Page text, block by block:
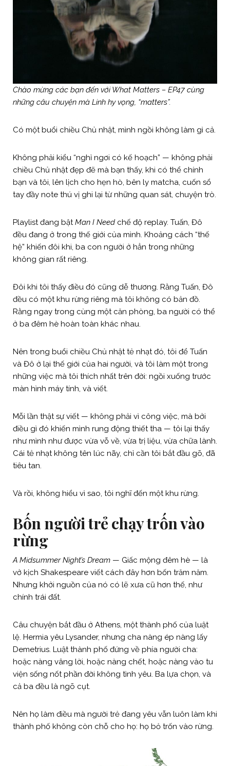
Chào mừng các bạn đến với What Matters – EP47 cùng
những câu chuyện mà Linh hy vọng, “matters”.
Có một buổi chiều Chủ nhật, mình ngồi không làm gì cả.
Không phải kiểu “nghỉ ngơi có kế hoạch” — không phải
chiều Chủ nhật đẹp đẽ mà bạn thấy, khi có thể chính
bạn và tôi, lên lịch cho hẹn hò, bên ly matcha, cuốn sổ
tay đầy note thú vị ghi lại từ những quan sát, chuyện trò.
Playlist đang bậtMan I Need chế độ replay. Tuấn, Đô
đều đang ở trong thế giới của mình. Khoảng cách “thế
hệ” khiến đôi khi, ba con người ở hẳn trong những
không gian rất riêng.
Đôi khi tôi thấy điều đó cũng dễ thương. Rằng Tuấn, Đô
đều có một khu rừng riêng mà tôi không có bản đồ.
Rằng ngay trong cùng một căn phòng, ba người có thể
ở ba đêm hè hoàn toàn khác nhau.
Nên trong buổi chiều Chủ nhật tẻ nhạt đó, tôi để Tuấn
và Đô ở lại thế giới của hai người, và tôi làm một trong
những việc mà tôi thích nhất trên đời: ngồi xuống trước
màn hình máy tính, và viết.
Mỗi lần thật sự viết — không phải vì công việc, mà bởi
điều gì đó khiến mình rung động thiết tha — tôi lại thấy
như mình như được vừa vỗ về, vừa trị liệu, vừa chữa lành.
Cái tẻ nhạt không tên lúc nãy, chỉ cần tôi bắt đầu gõ, đã
tiêu tan.
Và rồi, không hiểu vì sao, tôi nghĩ đến một khu rừng.
Bốn người trẻ chạy trốn vào
rừng
A Midsummer Night’s Dream — Giấc mộng đêm hè — là
vở kịch Shakespeare viết cách đây hơn bốn trăm năm.
Nhưng khởi nguồn của nó có lẽ xưa cũ hơn thế, như
chính trái đất.
Câu chuyện bắt đầu ở Athens, một thành phố của luật
lệ. Hermia yêu Lysander, nhưng cha nàng ép nàng lấy
Demetrius. Luật thành phố đứng về phía người cha:
hoặc nàng vâng lời, hoặc nàng chết, hoặc nàng vào tu
viện sống nốt phần đời không tình yêu. Ba lựa chọn, và
cả ba đều là ngõ cụt.
Nên họ làm điều mà người trẻ đang yêu vẫn luôn làm khi
thành phố không còn chỗ cho họ: họ bỏ trốn vào rừng.